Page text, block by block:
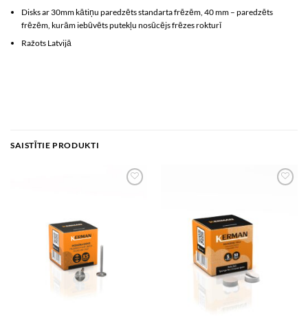
Disks ar 30mm kātiņu paredzēts standarta frēzēm, 40 mm – paredzēts
frēzēm, kurām iebūvēts putekļu nosūcējs frēzes rokturī
Ražots Latvijā
SAISTĪTIE PRODUKTI